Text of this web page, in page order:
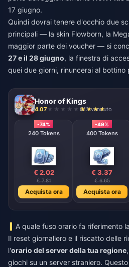
17 giugno.
Quindi dovrai tenere d'occhio due
principali — la skin Flowborn, la
maggior parte dei voucher — si
27 e il 28 giugno, la finestra di
quei due giorni, rinuncerai al
Honor of Kings
4.07 812 venduto
-74%
240 Tokens
€ 2.02
€ 7.81
Acquista ora
-49%
400 Tokens
€ 3.37
€ 6.65
Acquista ora
A quale fuso orario fa riferimento
Il reset giornaliero e il riscatto delle
l'orario del server della tua regione
giochi su un server straniero.